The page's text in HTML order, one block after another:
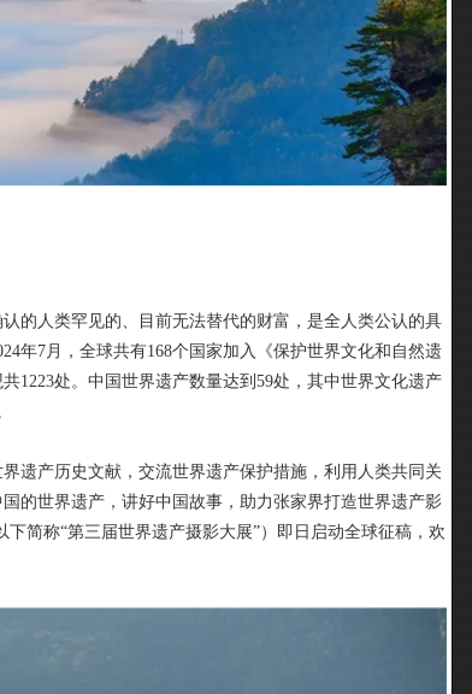
的人类罕见的、目前无法替代的财富，是全人类公认的具
年7月，全球共有168个国家加入《保护世界文化和自然遗
1223处。中国世界遗产数量达到59处，其中世界文化遗产
遗产历史文献，交流世界遗产保护措施，利用人类共同关
的世界遗产，讲好中国故事，助力张家界打造世界遗产影
简称“第三届世界遗产摄影大展”）即日启动全球征稿，欢